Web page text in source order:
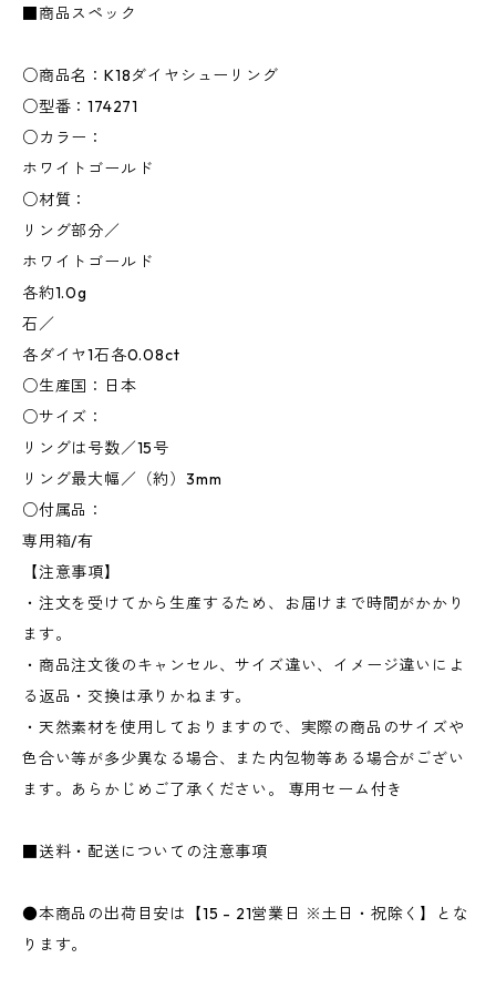
■商品スペック
○商品名：K18ダイヤシューリング
○型番：174271
○カラー：
ホワイトゴールド
○材質：
リング部分／
ホワイトゴールド
各約1.0g
石／
各ダイヤ1石各0.08ct
○生産国：日本
○サイズ：
リングは号数／15号
リング最大幅／（約）3mm
○付属品：
専用箱/有
【注意事項】
・注文を受けてから生産するため、お届けまで時間がかかり
ます。
・商品注文後のキャンセル、サイズ違い、イメージ違いによ
る返品・交換は承りかねます。
・天然素材を使用しておりますので、実際の商品のサイズや
色合い等が多少異なる場合、また内包物等ある場合がござい
ます。あらかじめご了承ください。 専用セーム付き
■送料・配送についての注意事項
●本商品の出荷目安は【15 - 21営業日 ※土日・祝除く】とな
ります。